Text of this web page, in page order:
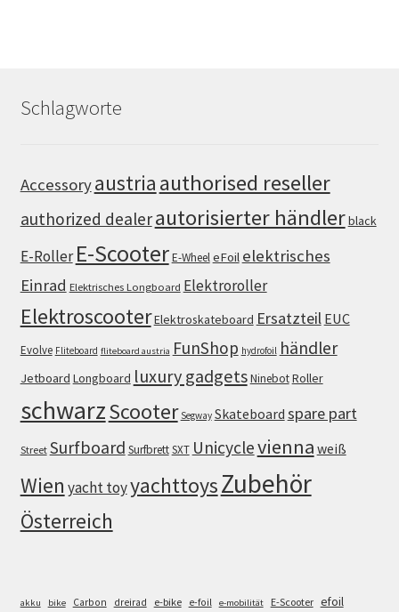
Schlagworte
Accessoryaustria authorised reseller
authorized dealerautorisierter händlerblack
E-Roller E-ScooterE-WheeleFoil elektrisches
Einrad Elektrisches Longboard Elektroroller
ElektroscooterElektroskateboard Ersatzteil EUC
Evolve Fliteboard fliteboard austria FunShop hydrofoil händler
Jetboard Longboard luxury gadgetsNinebotRoller
schwarzScooter Segway Skateboard spare part
Street Surfboard SurfbrettSXT Unicyclevienna weiß
Wien yacht toyyachttoysZubehör
Österreich
akku bike Carbon dreirad e-bike e-foil e-mobilität E-Scooter efoil